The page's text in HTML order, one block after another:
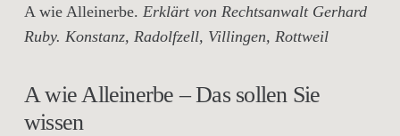
A wie Alleinerbe. Erklärt von Rechtsanwalt Gerhard
Ruby. Konstanz, Radolfzell, Villingen, Rottweil
A wie Alleinerbe – Das sollen Sie
wissen